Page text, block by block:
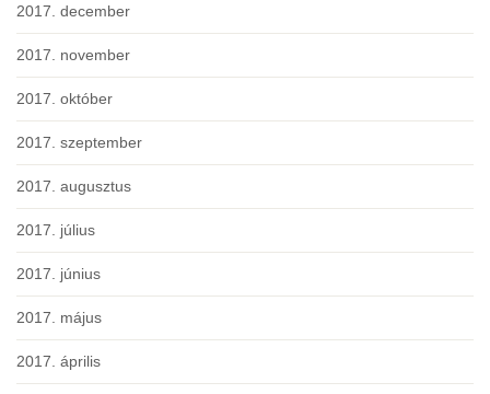
2017. december
2017. november
2017. október
2017. szeptember
2017. augusztus
2017. július
2017. június
2017. május
2017. április